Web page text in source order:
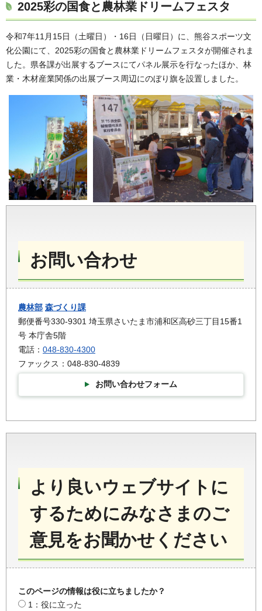
2025彩の国食と農林業ドリームフェスタ
令和7年11月15日（土曜日）・16日（日曜日）に、熊谷スポーツ文
化公園にて、2025彩の国食と農林業ドリームフェスタが開催されま
した。県各課が出展するブースにてパネル展示を行なったほか、林
業・木材産業関係の出展ブース周辺にのぼり旗を設置しました。
お問い合わせ
農林部 森づくり課
郵便番号330-9301 埼玉県さいたま市浦和区高砂三丁目15番1
号 本庁舎5階
電話： 048-830-4300
ファックス：048-830-4839
お問い合わせフォーム
より良いウェブサイトに
するためにみなさまのご
意見をお聞かせください
このページの情報は役に立ちましたか？
1：役に立った